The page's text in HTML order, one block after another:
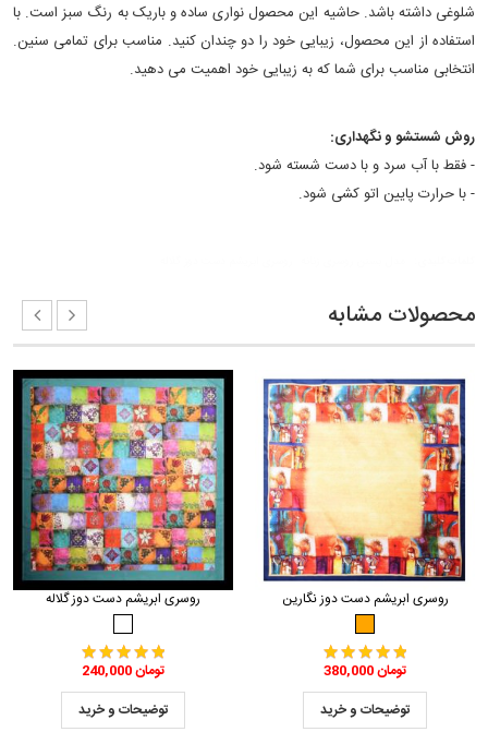
شلوغی داشته باشد. حاشیه این محصول نواری ساده و باریک به رنگ سبز است. با
استفاده از این محصول، زیبایی خود را دو چندان کنید. مناسب برای تمامی سنین.
انتخابی مناسب برای شما که به زیبایی خود اهمیت می دهید.
روش شستشو و نگهداری:
- فقط با آب سرد و با دست شسته شود.
- با حرارت پایین اتو کشی شود.
محصولات مشابه
روسری ابریشم دست دوز گلاله
240,000 تومان
توضیحات و خرید
روسری ابریشم دست دوز نگارین
380,000 تومان
توضیحات و خرید